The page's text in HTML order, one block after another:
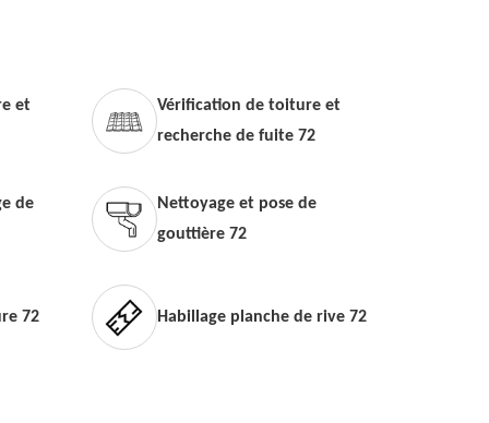
et
Vérification de toiture et
recherche de fuite 72
de
Nettoyage et pose de
gouttière 72
72 Habillage planche de rive 72